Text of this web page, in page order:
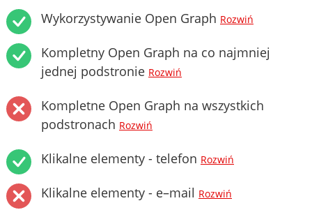
Wykorzystywanie Open Graph Rozwiń
Kompletny Open Graph na co najmniej
jednej podstronie Rozwiń
Kompletne Open Graph na wszystkich
podstronach Rozwiń
Klikalne elementy - telefon Rozwiń
Klikalne elementy - e–mail Rozwiń